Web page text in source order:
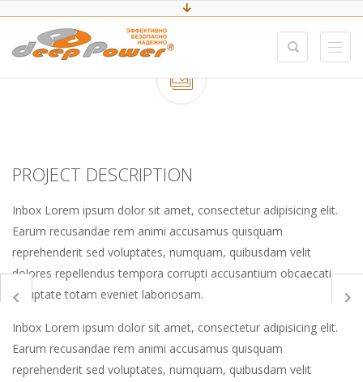
PROJECT DESCRIPTION
Inbox Lorem ipsum dolor sit amet, consectetur adipisicing elit.
Earum recusandae rem animi accusamus quisquam
reprehenderit sed voluptates, numquam, quibusdam velit
dolores repellendus tempora corrupti accusantium obcaecati
voluptate totam eveniet laboriosam.
Inbox Lorem ipsum dolor sit amet, consectetur adipisicing elit.
Earum recusandae rem animi accusamus quisquam
reprehenderit sed voluptates, numquam, quibusdam velit